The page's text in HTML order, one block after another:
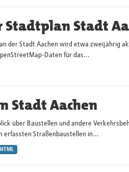
Stadt
der Stadt Aachen wird etwa zweijährig
Daten für das...
Stadt Aachen
über Baustellen und andere
erfassten Straßenbaustellen in...
HTML